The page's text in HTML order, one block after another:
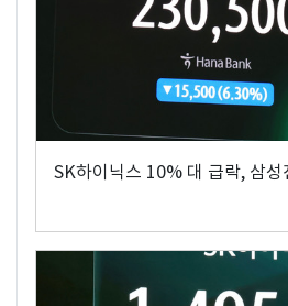
SK하이닉스 10% 대 급락, 삼